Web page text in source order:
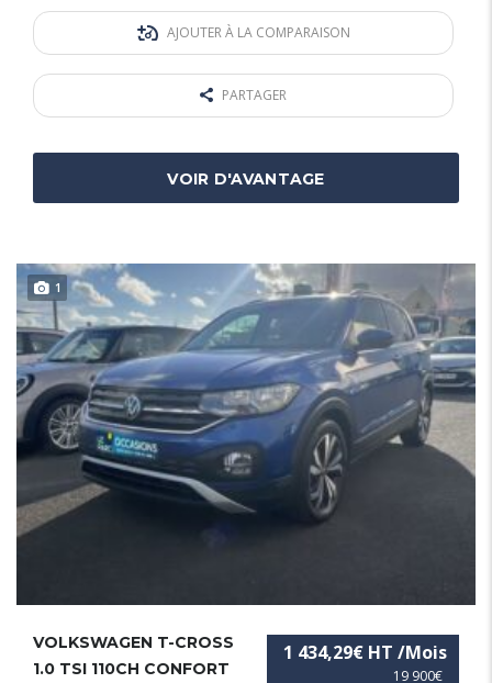
AJOUTER À LA COMPARAISON
PARTAGER
VOIR D'AVANTAGE
1
19 900€
1 434,29€ HT /Mois
VOLKSWAGEN T-CROSS
1.0 TSI 110CH CONFORT